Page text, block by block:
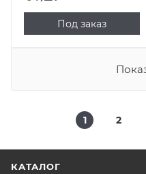
Под заказ
1 2
КАТАЛОГ